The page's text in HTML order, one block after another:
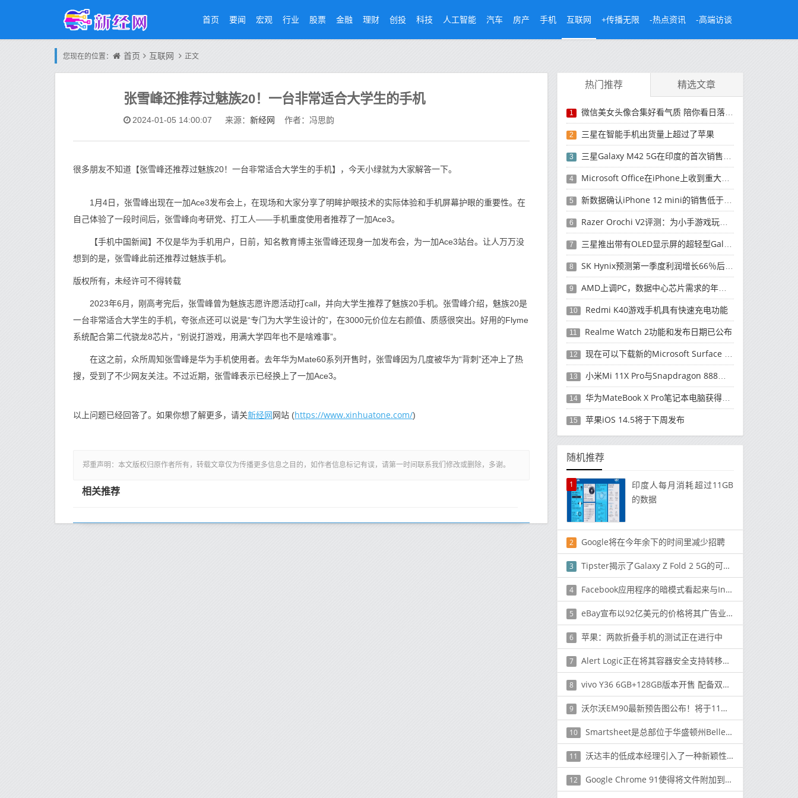
首页 要闻 宏观 行业 股票 金融 理财 创投 科技 人工智能 汽车 房产 手机 互联网 +传播无限 -热点资讯 -高端访谈
您现在的位置： 首页 互联网 正文
张雪峰还推荐过魅族20！一台非常适合大学生的手机
2024-01-05 14:00:07 来源： 新经网 作者：冯思韵
很多朋友不知道【张雪峰还推荐过魅族20！一台非常适合大学生的手机】，今天小绿就为大家解答一下。
1月4日，张雪峰出现在一加Ace3发布会上，在现场和大家分享了明眸护眼技术的实际体验和手机屏幕护眼的重要性。在
自己体验了一段时间后，张雪峰向考研党、打工人——手机重度使用者推荐了一加Ace3。
【手机中国新闻】不仅是华为手机用户，日前，知名教育博主张雪峰还现身一加发布会，为一加Ace3站台。让人万万没
想到的是，张雪峰此前还推荐过魅族手机。
版权所有，未经许可不得转载
2023年6月，刚高考完后，张雪峰曾为魅族志愿许愿活动打call，并向大学生推荐了魅族20手机。张雪峰介绍，魅族20是
一台非常适合大学生的手机，夸张点还可以说是“专门为大学生设计的”，在3000元价位左右颜值、质感很突出。好用的Flyme
系统配合第二代骁龙8芯片，“别说打游戏，用满大学四年也不是啥难事”。
在这之前，众所周知张雪峰是华为手机使用者。去年华为Mate60系列开售时，张雪峰因为几度被华为“背刺”还冲上了热
搜，受到了不少网友关注。不过近期，张雪峰表示已经换上了一加Ace3。
以上问题已经回答了。如果你想了解更多，请关新经网网站 (https://www.xinhuatone.com/)
郑重声明：本文版权归原作者所有，转载文章仅为传播更多信息之目的，如作者信息标记有误，请第一时间联系我们修改或删除，多谢。
相关推荐
热门推荐 精选文章
1 微信美女头像合集好看气质 陪你看日落的人比日落更浪漫
2 三星在智能手机出货量上超过了苹果
3 三星Galaxy M42 5G在印度的首次销售将于今晚开始
4 Microsoft Office在iPhone上收到重大更新
5 新数据确认iPhone 12 mini的销售低于预期
6 Razer Orochi V2评测：为小手游戏玩家设计的鼠标
7 三星推出带有OLED显示屏的超轻型Galaxy Book Pro和Galaxy Book Pro 360笔记本电脑
8 SK Hynix预测第一季度利润增长66％后，对芯片的需求将增强
9 AMD上调PC，数据中心芯片需求的年度收入预测
10 Redmi K40游戏手机具有快速充电功能
11 Realme Watch 2功能和发布日期已公布
12 现在可以下载新的Microsoft Surface Duo更新
13 小米Mi 11X Pro与Snapdragon 888处理器一起发布
14 华为MateBook X Pro笔记本电脑获得全新升级
15 苹果iOS 14.5将于下周发布
随机推荐
1
印度人每月消耗超过11GB
的数据
2 Google将在今年余下的时间里减少招聘
3 Tipster揭示了Galaxy Z Fold 2 5G的可能发布和发布日期
4 Facebook应用程序的暗模式看起来与Instagram不同
5 eBay宣布以92亿美元的价格将其广告业务出售给Adevinta
6 苹果：两款折叠手机的测试正在进行中
7 Alert Logic正在将其容器安全支持转移到Amazon Web Services之外
8 vivo Y36 6GB+128GB版本开售 配备双存扩展技术
9 沃尔沃EM90最新预告图公布！将于11月12日正式亮相
10 Smartsheet是总部位于华盛顿州Bellevue的商业软件制造商
11 沃达丰的低成本经理引入了一种新颖性使其不那么吸引人
12 Google Chrome 91使得将文件附加到电子邮件变得更容易